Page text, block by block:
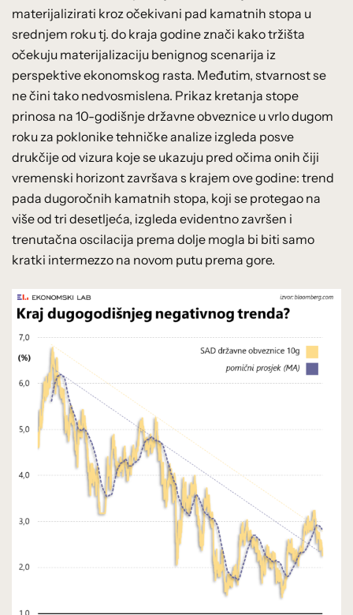
materijalizirati kroz očekivani pad kamatnih stopa u
srednjem roku tj. do kraja godine znači kako tržišta
očekuju materijalizaciju benignog scenarija iz
perspektive ekonomskog rasta. Međutim, stvarnost se
ne čini tako nedvosmislena. Prikaz kretanja stope
prinosa na 10-godišnje državne obveznice u vrlo dugom
roku za poklonike tehničke analize izgleda posve
drukčije od vizura koje se ukazuju pred očima onih čiji
vremenski horizont završava s krajem ove godine: trend
pada dugoročnih kamatnih stopa, koji se protegao na
više od tri desetljeća, izgleda evidentno završen i
trenutačna oscilacija prema dolje mogla bi biti samo
kratki intermezzo na novom putu prema gore.